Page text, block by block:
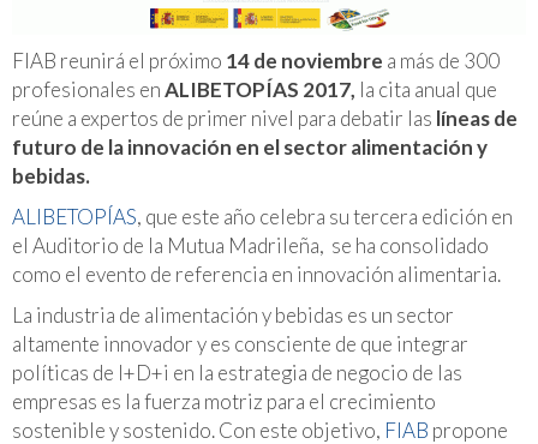
FIAB reunirá el próximo 14 de noviembre a más de 300
profesionales enALIBETOPÍAS 2017, la cita anual que
reúne a expertos de primer nivel para debatir las líneas de
futuro de la innovación en el sector alimentación y
bebidas.
ALIBETOPÍAS, que este año celebra su tercera edición en
el Auditorio de la Mutua Madrileña, se ha consolidado
como el evento de referencia en innovación alimentaria.
La industria de alimentación y bebidas es un sector
altamente innovador y es consciente de que integrar
políticas de I+D+i en la estrategia de negocio de las
empresas es la fuerza motriz para el crecimiento
sostenible y sostenido. Con este objetivo, FIAB propone